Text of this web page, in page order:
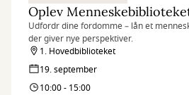
Oplev
Udfordr dine fordomme – lån et
der giver nye perspektiver.
1. Hovedbiblioteket
19. september
10:00 - 15:00